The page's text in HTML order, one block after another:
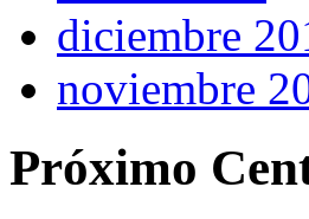
diciembre
noviembre
Próximo